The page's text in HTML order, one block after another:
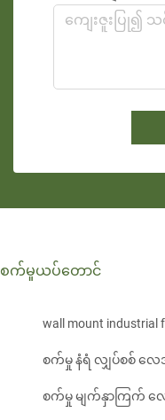
စက်မှုယပ်တောင်
wall mount industrial
စက်မှု နံရံ လျှပ်စစ် လ
စက်မှု မျက်နှာကြက် လ